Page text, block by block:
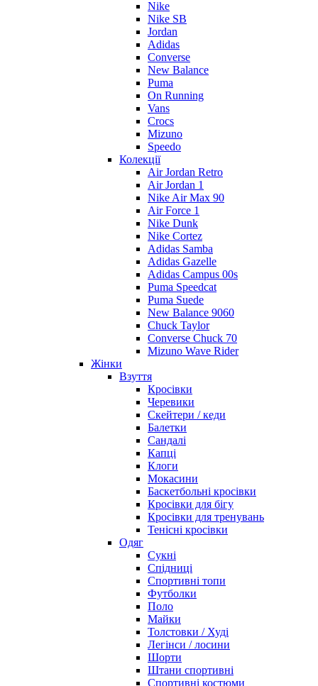
Nike
Nike SB
Jordan
Adidas
Converse
New Balance
Puma
On Running
Vans
Crocs
Mizuno
Speedo
Колекції
Air Jordan Retro
Air Jordan 1
Nike Air Max 90
Air Force 1
Nike Dunk
Nike Cortez
Adidas Samba
Adidas Gazelle
Adidas Campus 00s
Puma Speedcat
Puma Suede
New Balance 9060
Chuck Taylor
Converse Chuck 70
Mizuno Wave Rider
Жінки
Взуття
Кросівки
Черевики
Скейтери / кеди
Балетки
Сандалі
Капці
Клоги
Мокасини
Баскетбольні кросівки
Кросівки для бігу
Кросівки для тренувань
Тенісні кросівки
Одяг
Сукні
Спідниці
Спортивні топи
Футболки
Поло
Майки
Толстовки / Худі
Легінси / лосини
Шорти
Штани спортивні
Спортивні костюми